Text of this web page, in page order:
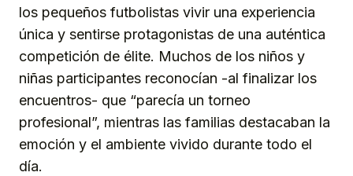
los pequeños futbolistas vivir una experiencia
única y sentirse protagonistas de una auténtica
competición de élite. Muchos de los niños y
niñas participantes reconocían -al finalizar los
encuentros- que “parecía un torneo
profesional”, mientras las familias destacaban la
emoción y el ambiente vivido durante todo el
día.